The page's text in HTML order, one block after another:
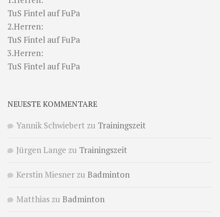
TuS Fintel auf FuPa
2.Herren:
TuS Fintel auf FuPa
3.Herren:
TuS Fintel auf FuPa
NEUESTE KOMMENTARE
Yannik Schwiebert zu Trainingszeit
Jürgen Lange zu Trainingszeit
Kerstin Miesner zu Badminton
Matthias zu Badminton